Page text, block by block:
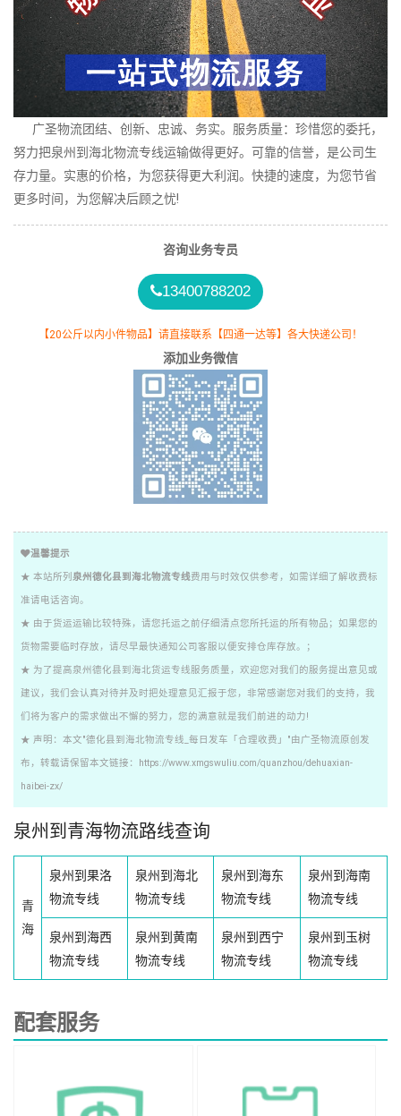
广圣物流团结、创新、忠诚、务实。服务质量：珍惜您的委托，
努力把泉州到海北物流专线运输做得更好。可靠的信誉，是公司生
存力量。实惠的价格，为您获得更大利润。快捷的速度，为您节省
更多时间，为您解决后顾之忧!
咨询业务专员
13400788202
【20公斤以内小件物品】请直接联系【四通一达等】各大快递公司！
添加业务微信
温馨提示
★ 本站所列 泉州德化县到海北物流专线费用与时效仅供参考，如需详细了解收费标
准请电话咨询。
★ 由于货运运输比较特殊，请您托运之前仔细清点您所托运的所有物品；如果您的
货物需要临时存放，请尽早最快通知公司客服以便安排仓库存放。；
★ 为了提高泉州德化县到海北货运专线服务质量，欢迎您对我们的服务提出意见或
建议，我们会认真对待并及时把处理意见汇报于您，非常感谢您对我们的支持，我
们将为客户的需求做出不懈的努力，您的满意就是我们前进的动力!
★ 声明：本文"德化县到海北物流专线_每日发车「合理收费」"由广圣物流原创发
布，转载请保留本文链接：https://www.xmgswuliu.com/quanzhou/dehuaxian-
haibei-zx/
泉州到青海物流路线查询
青
海
泉州到果洛
物流专线
泉州到海北
物流专线
泉州到海东
物流专线
泉州到海南
物流专线
泉州到海西
物流专线
泉州到黄南
物流专线
泉州到西宁
物流专线
泉州到玉树
物流专线
配套服务